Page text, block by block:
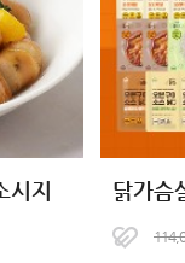
시지 닭가슴